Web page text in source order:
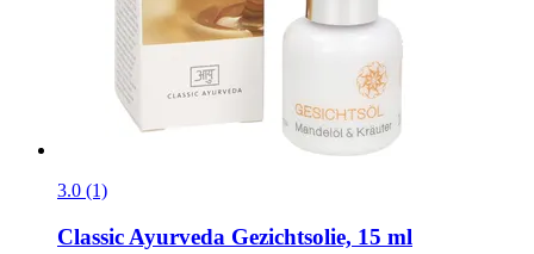
3.0 (1)
Classic Ayurveda Gezichtsolie, 15 ml